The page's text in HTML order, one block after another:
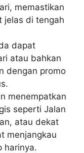
memastikan
jelas di tengah
dapat
atau bahkan
dengan promo
menempatkan
seperti Jalan
atau dekat
menjangkau
harinya.